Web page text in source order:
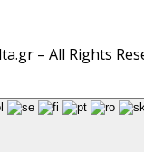
– All Rights